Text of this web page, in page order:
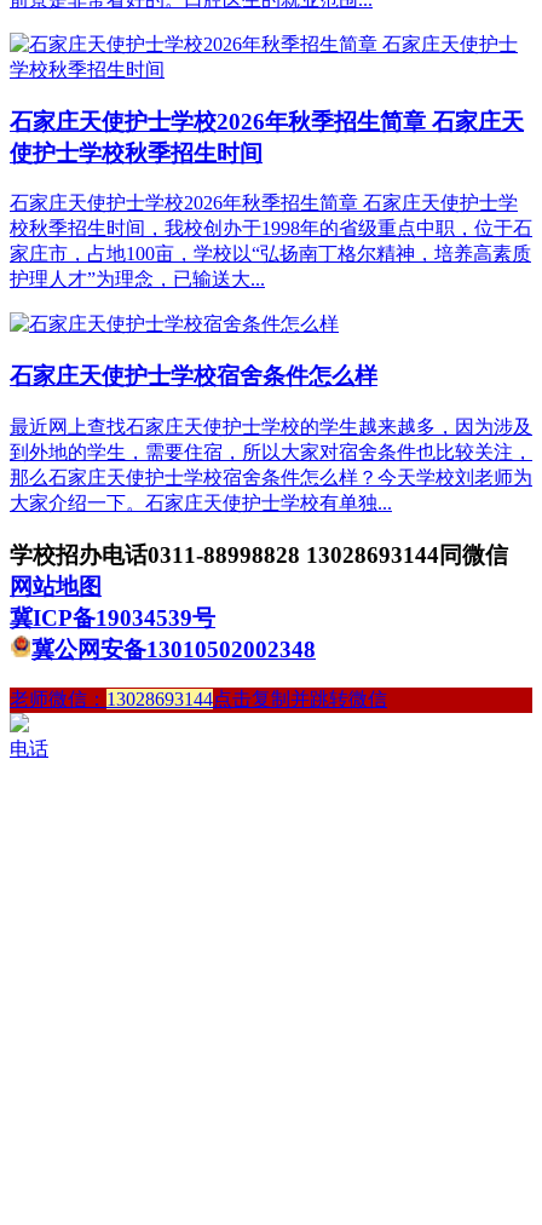
石家庄天使护士学校2026年秋季招生简章 石家庄天
使护士学校秋季招生时间
石家庄天使护士学校2026年秋季招生简章 石家庄天使护士学
校秋季招生时间，我校创办于1998年的省级重点中职，位于石
家庄市，占地100亩，学校以“弘扬南丁格尔精神，培养高素质
护理人才”为理念，已输送大...
石家庄天使护士学校宿舍条件怎么样
最近网上查找石家庄天使护士学校的学生越来越多，因为涉及
到外地的学生，需要住宿，所以大家对宿舍条件也比较关注，
那么石家庄天使护士学校宿舍条件怎么样？今天学校刘老师为
大家介绍一下。石家庄天使护士学校有单独...
学校招办电话0311-88998828 13028693144同微信
网站地图
冀ICP备19034539号
冀公网安备13010502002348
老师微信： 13028693144点击复制并跳转微信
电话